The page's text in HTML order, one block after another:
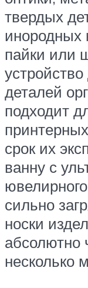
твердых
инородных
пайки или
деталей
подходит
срок их
ванну с
сильно
носки
абсолютно
несколько